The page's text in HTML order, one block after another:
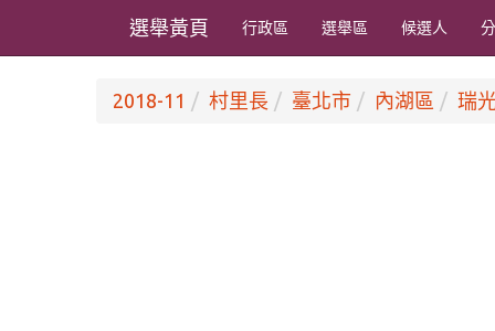
選舉黃頁 行政區 選舉區 候選人
2018-11 村里長 臺北市 內湖區 瑞